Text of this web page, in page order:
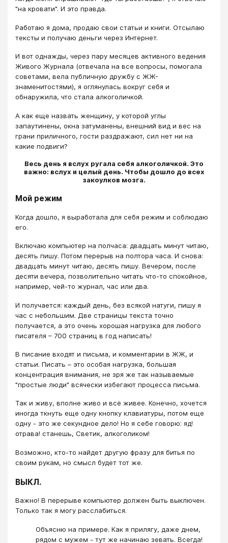
"на кровати". И это правда.
Работаю я дома, продаю свои статьи и книги. Отсылаю
тексты и получаю деньги через Интернет.
И вот однажды, через пару месяцев активного ведения
Живого Журнала (отвечала на все вопросы, помогала
советами, вела публичную дружбу с ЖЖ-
знаменитостями), я оглянулась вокруг себя и
обнаружила, что стала алкоголичкой.
А как еще назвать женщину, у которой углы
запаутинены, окна затуманены, внешний вид и вес на
грани приличного, гости раздражают, сил нет ни на
какие подвиги?
Весь день я вслух ругала себя алкоголичкой. Это
важно: вслух и целый день. Чтобы дошло до всех
закоулков мозга.
Мой режим
Когда дошло, я выработала для себя режим и соблюдаю
его.
Включаю компьютер на полчаса: двадцать минут читаю,
десять пишу. Потом перерыв на полтора часа. И снова:
двадцать минут читаю, десять пишу. Вечером, после
десяти вечера, позволительно читать что-то спокойное,
например, чей-то журнал, час или два.
И получается: каждый день, без всякой натуги, пишу я
час с небольшим. Две страницы текста точно
получается, а это очень хорошая нагрузка для любого
писателя – 700 страниц в год написать!
В писание входят и письма, и комментарии в ЖЖ, и
статьи. Писать – это особая нагрузка, большая
концентрация внимания, не зря же так называемые
"простые люди" всячески избегают процесса письма.
Так и живу, вполне живо и всё живее. Конечно, хочется
иногда ткнуть еще одну кнопку клавиатуры, потом еще
одну - это же секундное дело! Но я себе говорю: яд!
отрава! станешь, Светик, алкоголиком!
Возможно, кто-то найдет другую фразу для битья по
своим рукам, но смысл будет тот же.
ВЫКЛ.
Важно! В перерыве компьютер должен быть выключен.
Только так я могу расслабиться.
Объясню на примере. Как я прилягу, даже днем,
рядом с мужем - тут же начинаю зевать. Всегда!